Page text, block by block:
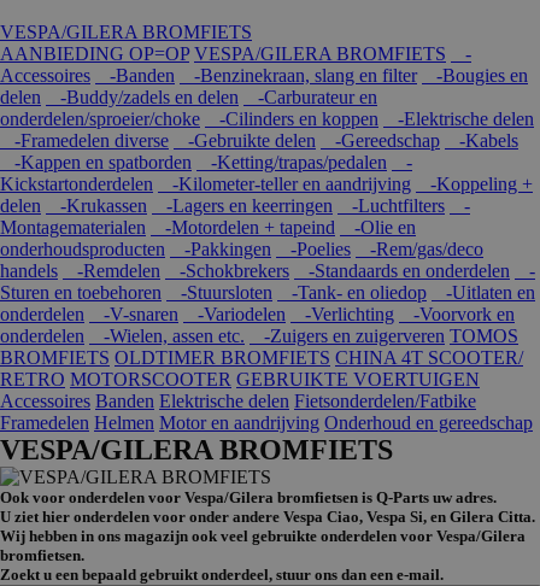
VESPA/GILERA BROMFIETS
AANBIEDING OP=OP VESPA/GILERA BROMFIETS
-
Accessoires
-Banden -Benzinekraan, slang en filter
-Bougies en
delen
-Buddy/zadels en delen
-Carburateur en
onderdelen/sproeier/choke
-Cilinders en koppen
-Elektrische delen
-Framedelen diverse
-Gebruikte delen -Gereedschap
-Kabels
-Kappen en spatborden
-Ketting/trapas/pedalen
-
Kickstartonderdelen
-Kilometer-teller en aandrijving
-Koppeling +
delen
-Krukassen -Lagers en keerringen -Luchtfilters
-
Montagematerialen
-Motordelen + tapeind
-Olie en
onderhoudsproducten
-Pakkingen -Poelies
-Rem/gas/deco
handels
-Remdelen -Schokbrekers -Standaards en onderdelen
-
Sturen en toebehoren
-Stuursloten -Tank- en oliedop
-Uitlaten en
onderdelen
-V-snaren -Variodelen -Verlichting
-Voorvork en
onderdelen
-Wielen, assen etc. -Zuigers en zuigerveren TOMOS
BROMFIETS OLDTIMER BROMFIETS CHINA 4T SCOOTER/
RETRO MOTORSCOOTER GEBRUIKTE VOERTUIGEN
Accessoires Banden Elektrische delen Fietsonderdelen/Fatbike
Framedelen Helmen Motor en aandrijving Onderhoud en gereedschap
VESPA/GILERA BROMFIETS
Ook voor onderdelen voor Vespa/Gilera bromfietsen is Q-Parts uw adres.
U ziet hier onderdelen voor onder andere Vespa Ciao, Vespa Si, en Gilera Citta.
Wij hebben in ons magazijn ook veel gebruikte onderdelen voor Vespa/Gilera
bromfietsen.
Zoekt u een bepaald gebruikt onderdeel, stuur ons dan een e-mail.